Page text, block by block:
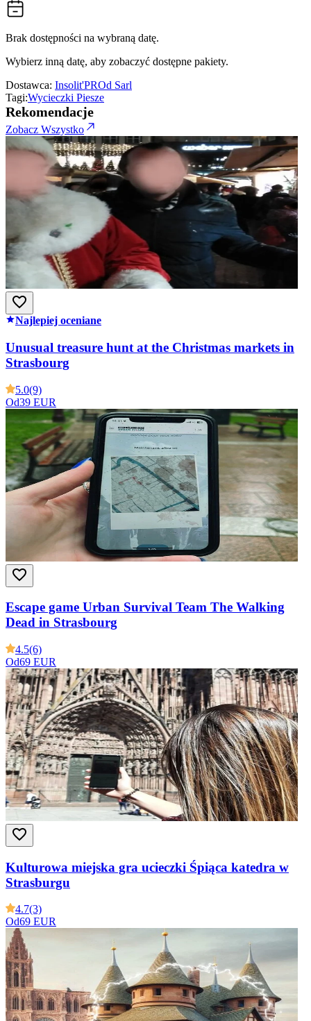
Brak dostępności na wybraną datę.
Wybierz inną datę, aby zobaczyć dostępne pakiety.
Dostawca: Insolit'PROd Sarl
Tagi:Wycieczki Piesze
Rekomendacje
Zobacz Wszystko
Najlepiej oceniane
Unusual treasure hunt at the Christmas markets in
Strasbourg
5.0(9)
Od39 EUR
Escape game Urban Survival Team The Walking
Dead in Strasbourg
4.5(6)
Od69 EUR
Kulturowa miejska gra ucieczki Śpiąca katedra w
Strasburgu
4.7(3)
Od69 EUR